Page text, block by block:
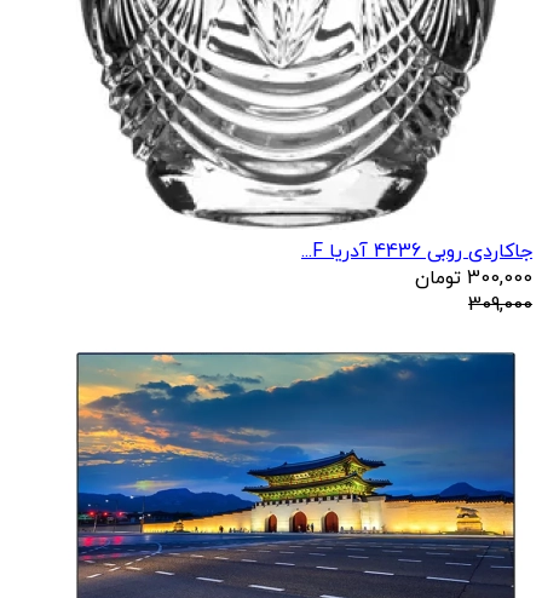
جاکاردی روبی 4436 آدریا F...
300,000 تومان
309,000